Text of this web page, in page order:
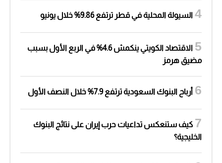
السيولة المحلية في قطر ترتفع 9.86% خلال يونيو
الاقتصاد الكويتي ينكمش 4.6% في الربع الأول بسبب
مضيق هرمز
أرباح البنوك السعودية ترتفع 7.9% خلال النصف الأول
كيف ستنعكس تداعيات حرب إيران على نتائج البنوك
الخليجية؟